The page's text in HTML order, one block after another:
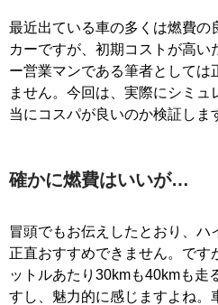
最近出ている車の多くは燃費の
カーですが、初期コストが高い
ー営業マンである筆者としては
ません。今回は、実際にシミュ
当にコスパが良いのか検証しま
確かに燃費はいいが…
冒頭でもお伝えしたとおり、ハ
正直おすすめできません。です
ットルあたり30kmも40kmも走
すし、魅力的に感じますよね。